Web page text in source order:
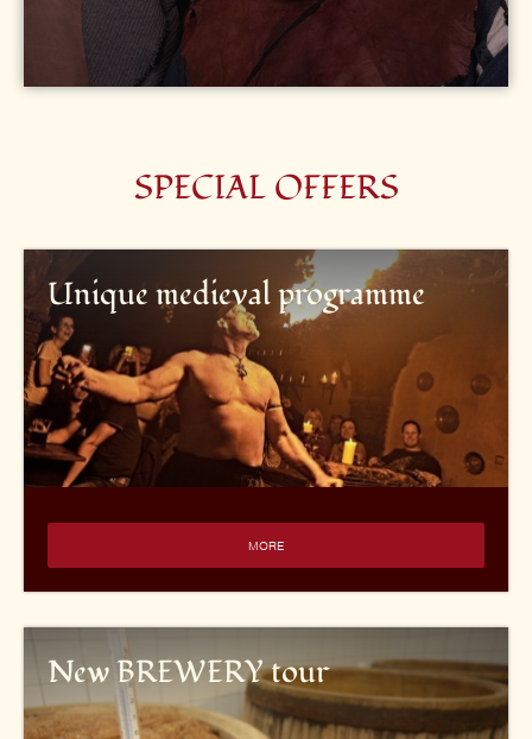
SPECIAL OFFERS
Unique medieval programme
MORE
New BREWERY tour